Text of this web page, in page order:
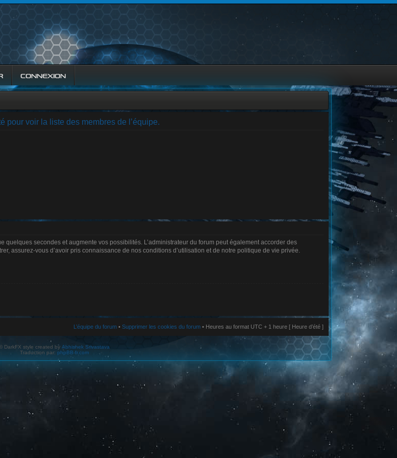
CONNEXION
pour voir la liste des membres de l’équipe.
quelques secondes et augmente vos possibilités. L’administrateur du forum peut également accorder des
assurez-vous d’avoir pris connaissance de nos conditions d’utilisation et de notre politique de vie privée.
L’équipe du forum• Supprimer les cookies du forum• Heures au format UTC + 1 heure [ Heure d’été ]
DarkFX style created by Abhishek Srivastava
Traduction par: phpBB-fr.com